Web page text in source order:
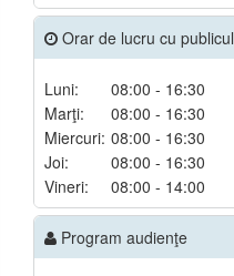
Orar de lucru cu publicul
Luni:
08:00 - 16:30
Marţi:
08:00 - 16:30
Miercuri: 08:00 - 16:30
Joi:
08:00 - 16:30
Vineri:
08:00 - 14:00
Program audienţe